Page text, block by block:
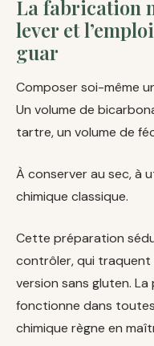
La fabrication
lever et
guar
Composer soi-même
Un volume de
tartre, un volume de
À conserver au sec, à
chimique classique.
Cette préparation
contrôler, qui traquent
version sans gluten.
fonctionne dans
chimique règne en